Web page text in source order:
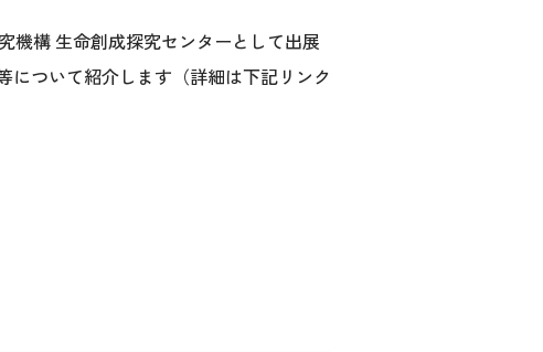
機構 生命創成探究センターとして出展
について紹介します（詳細は下記リンク